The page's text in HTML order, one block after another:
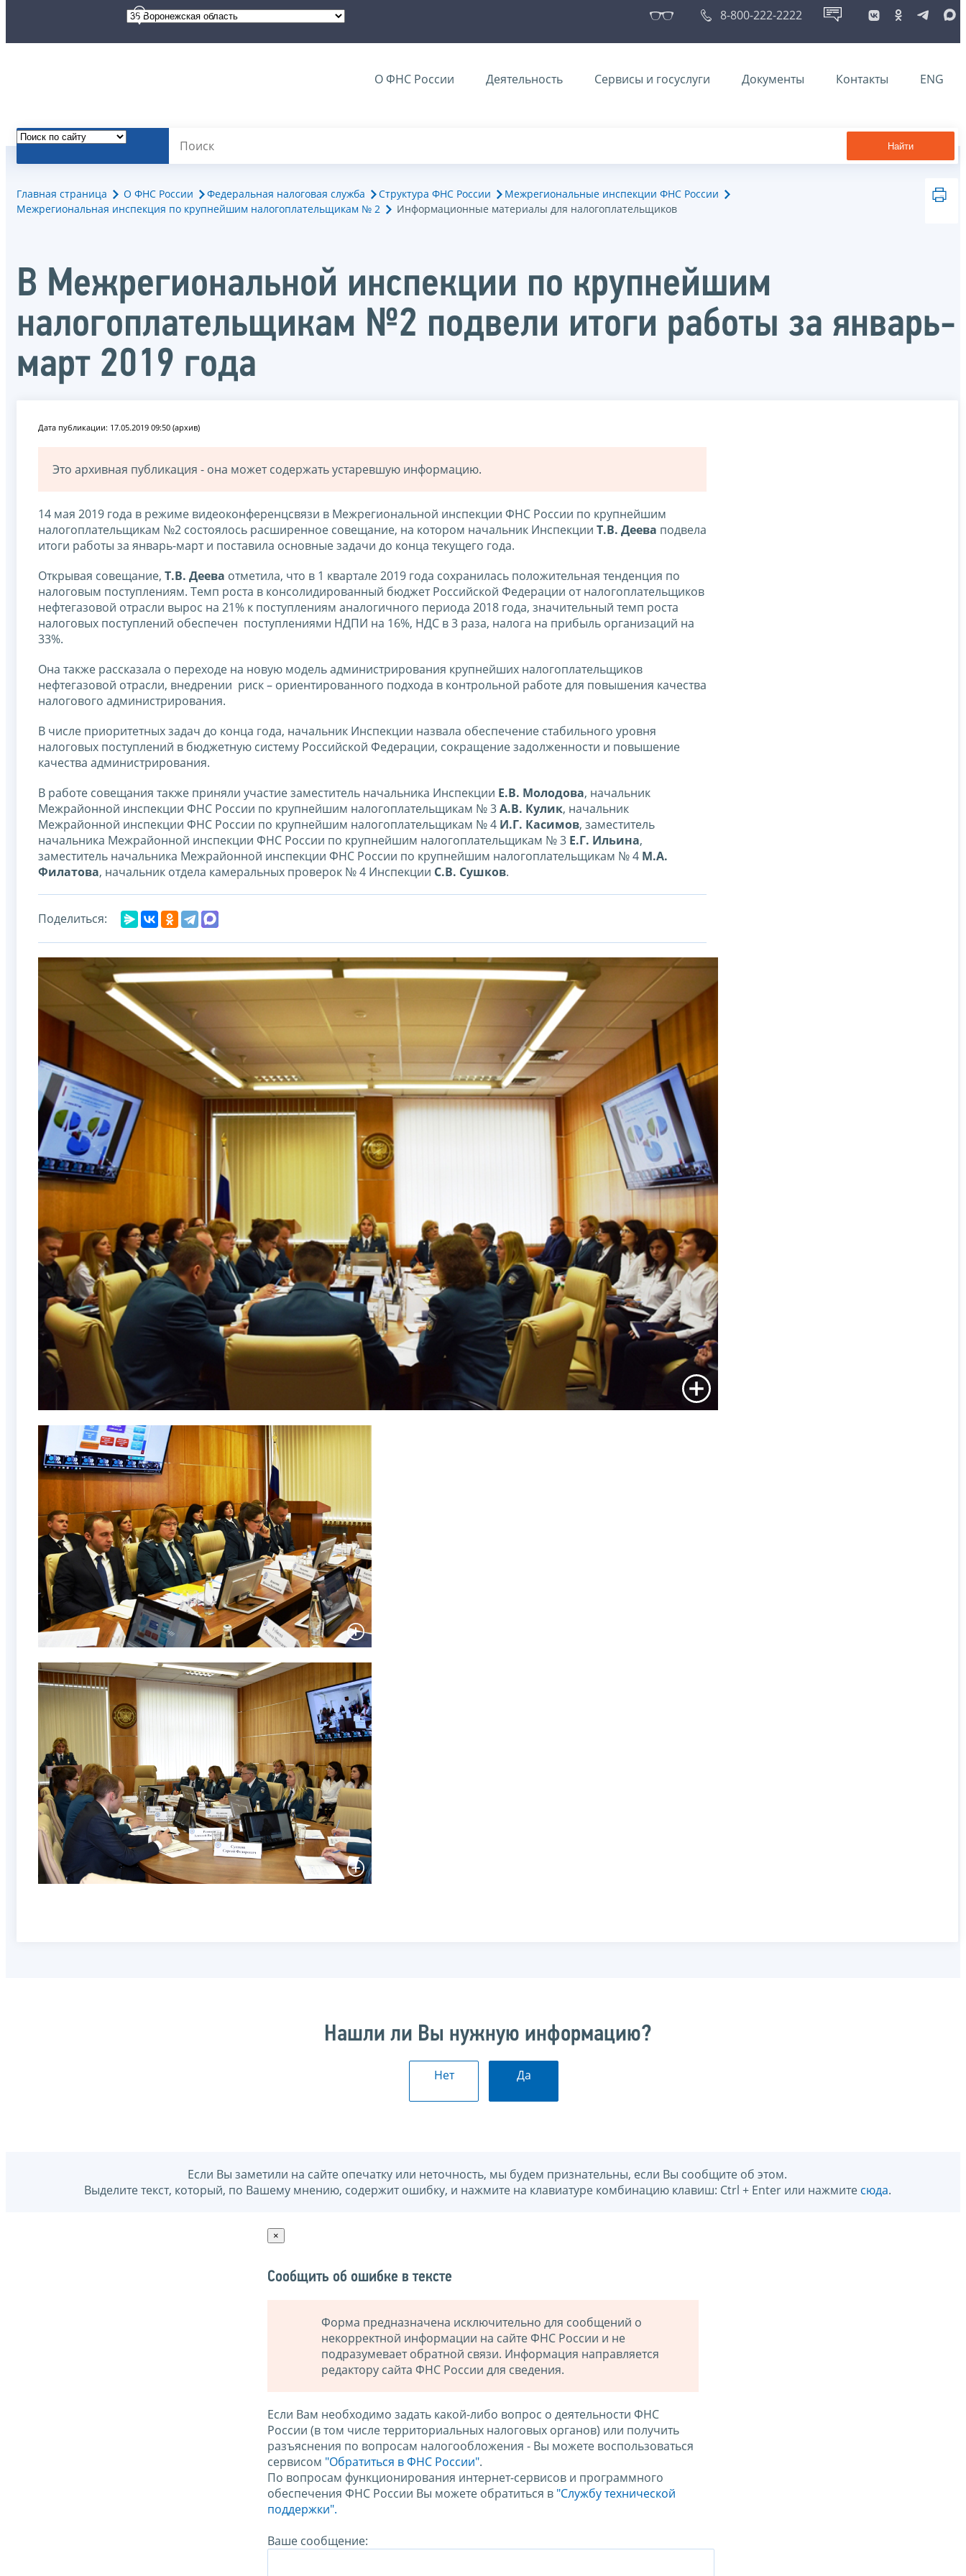
8-800-222-2222
О ФНС России Деятельность Сервисы и госуслуги Документы Контакты ENG
Найти
Главная страница О ФНС России Федеральная налоговая служба Структура ФНС России
Межрегиональные инспекции ФНС России
Межрегиональная инспекция по крупнейшим налогоплательщикам № 2
Информационные материалы для налогоплательщиков
В Межрегиональной инспекции по крупнейшим
налогоплательщикам №2 подвели итоги работы за январь-
март 2019 года
Дата публикации: 17.05.2019 09:50 (архив)
Это архивная публикация - она может содержать устаревшую информацию.
14 мая 2019 года в режиме видеоконференцсвязи в Межрегиональной инспекции ФНС России по крупнейшим
налогоплательщикам №2 состоялось расширенное совещание, на котором начальник Инспекции Т.В. Деева подвела
итоги работы за январь-март и поставила основные задачи до конца текущего года.
Открывая совещание, Т.В. Деева отметила, что в 1 квартале 2019 года сохранилась положительная тенденция по
налоговым поступлениям. Темп роста в консолидированный бюджет Российской Федерации от налогоплательщиков
нефтегазовой отрасли вырос на 21% к поступлениям аналогичного периода 2018 года, значительный темп роста
налоговых поступлений обеспечен поступлениями НДПИ на 16%, НДС в 3 раза, налога на прибыль организаций на
33%.
Она также рассказала о переходе на новую модель администрирования крупнейших налогоплательщиков
нефтегазовой отрасли, внедрении риск – ориентированного подхода в контрольной работе для повышения качества
налогового администрирования.
В числе приоритетных задач до конца года, начальник Инспекции назвала обеспечение стабильного уровня
налоговых поступлений в бюджетную систему Российской Федерации, сокращение задолженности и повышение
качества администрирования.
В работе совещания также приняли участие заместитель начальника Инспекции Е.В. Молодова, начальник
Межрайонной инспекции ФНС России по крупнейшим налогоплательщикам № 3А.В. Кулик, начальник
Межрайонной инспекции ФНС России по крупнейшим налогоплательщикам № 4 И.Г. Касимов, заместитель
начальника Межрайонной инспекции ФНС России по крупнейшим налогоплательщикам № 3 Е.Г. Ильина,
заместитель начальника Межрайонной инспекции ФНС России по крупнейшим налогоплательщикам № 4 М.А.
Филатова, начальник отдела камеральных проверок № 4 Инспекции С.В. Сушков.
Поделиться:
Нашли ли Вы нужную информацию?
Нет Да
Если Вы заметили на сайте опечатку или неточность, мы будем признательны, если Вы сообщите об этом.
Выделите текст, который, по Вашему мнению, содержит ошибку, и нажмите на клавиатуре комбинацию клавиш: Ctrl + Enter или нажмите сюда.
×
Сообщить об ошибке в тексте
Форма предназначена исключительно для сообщений о
некорректной информации на сайте ФНС России и не
подразумевает обратной связи. Информация направляется
редактору сайта ФНС России для сведения.
Если Вам необходимо задать какой-либо вопрос о деятельности ФНС
России (в том числе территориальных налоговых органов) или получить
разъяснения по вопросам налогообложения - Вы можете воспользоваться
сервисом "Обратиться в ФНС России".
По вопросам функционирования интернет-сервисов и программного
обеспечения ФНС России Вы можете обратиться в "Службу технической
поддержки".
Ваше сообщение: